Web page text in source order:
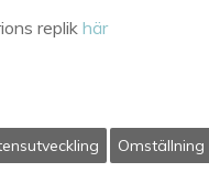
replik här
Omställning